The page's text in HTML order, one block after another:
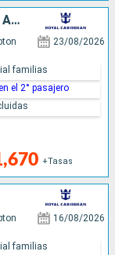
REINO UNIDO, NORUEGA, DINAMARCA, ALEMANIA, PAISES BAJOS
23/08/2026
+Tasas
familias
el 2° pasajero
16/08/2026
familias